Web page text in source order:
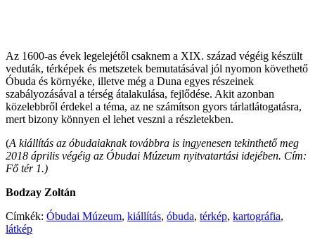
Az 1600-as évek legelejétől csaknem a XIX. század végéig készült
veduták, térképek és metszetek bemutatásával jól nyomon követhető
Óbuda és környéke, illetve még a Duna egyes részeinek
szabályozásával a térség átalakulása, fejlődése. Akit azonban
közelebbről érdekel a téma, az ne számítson gyors tárlatlátogatásra,
mert bizony könnyen el lehet veszni a részletekben.
(A kiállítás az óbudaiaknak továbbra is ingyenesen tekinthető meg
2018 április végéig az Óbudai Múzeum nyitvatartási idejében. Cím:
Fő tér 1.)
Bodzay Zoltán
Címkék: Óbudai Múzeum, kiállítás, óbuda, térkép, kartográfia,
látkép